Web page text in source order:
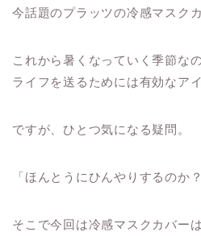
今話題のプラッツの冷感マスクカ
これから暑くなっていく季節な
ライフを送るためには有効なア
ですが、ひとつ気になる疑問。
「ほんとうにひんやりするのか？
そこで今回は冷感マスクカバー